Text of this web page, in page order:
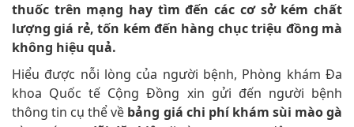
thuốc trên mạng hay tìm đến các cơ sở kém chất
lượng giá rẻ, tốn kém đến hàng chục triệu đồng mà
không hiệu quả.
Hiểu được nỗi lòng của người bệnh, Phòng khám Đa
khoa Quốc tế Cộng Đồng xin gửi đến người bệnh
thông tin cụ thể về bảng giá chi phí khám sùi mào gà